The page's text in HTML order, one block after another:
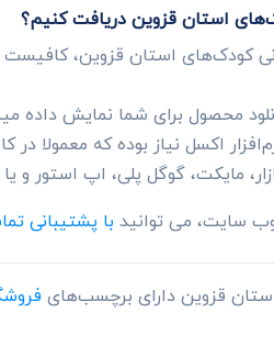
استان قزوین دریافت کنیم؟
کودک‌های استان قزوین،
محصول برای شما نمایش داده
اکسل نیاز بوده که معمولا
مایکت، گوگل پلی، اپ استور و
سایت، می توانید با پشتیبانی
قزوین دارای برچسب‌های